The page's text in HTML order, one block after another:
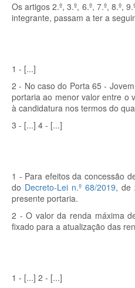
Os artigos 2.º, 3.º, 6.º, 7.º, 8.º,
integrante, passam a ter a
1 - [...]
2 - No caso do Porta 65 -
portaria ao menor valor entre o
à candidatura nos termos do
3 - [...] 4 - [...]
1 - Para efeitos da concessão
do Decreto-Lei n.º 68/2019, de
presente portaria.
2 - O valor da renda máxima
fixado para a atualização das
1 - [...] 2 - [...]